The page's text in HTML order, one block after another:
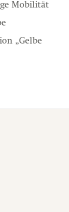
Mobilität
„Gelbe